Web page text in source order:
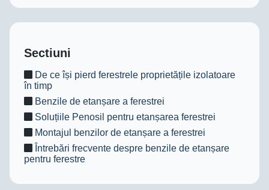
Sectiuni
De ce își pierd ferestrele proprietățile izolatoare
în timp
Benzile de etanșare a ferestrei
Soluțiile Penosil pentru etanșarea ferestrei
Montajul benzilor de etanșare a ferestrei
Întrebări frecvente despre benzile de etanșare
pentru ferestre